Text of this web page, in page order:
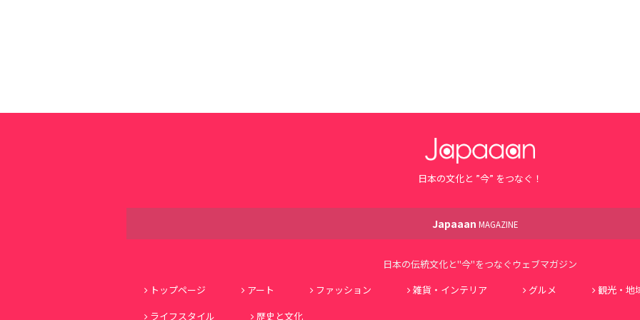
日本の文化と ”今” をつなぐ！
Japaaan MAGAZINE
日本の伝統文化と"今"をつなぐウェブマガジン
トップページ
アート ファッション 雑貨・インテリア グルメ 観光・地
ライフスタイル
歴史と文化